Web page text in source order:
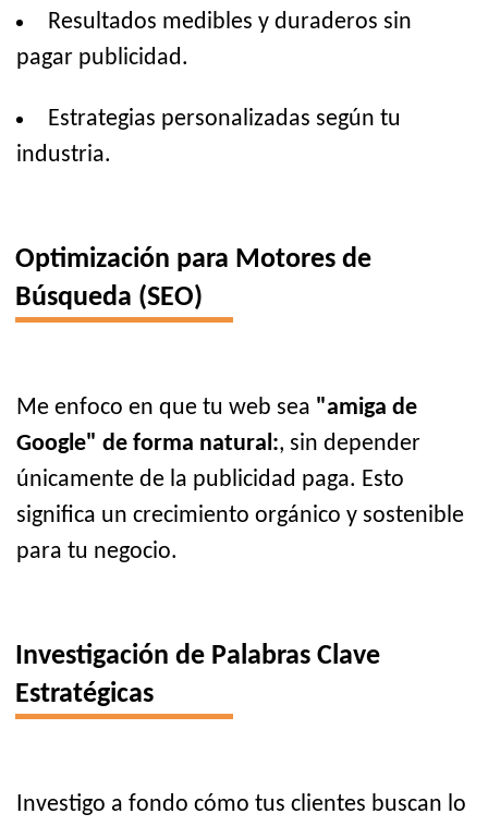
Resultados medibles y duraderos sin
pagar publicidad.
Estrategias personalizadas según tu
industria.
Optimización para Motores de
Búsqueda (SEO)
Me enfoco en que tu web sea "amiga de
Google" de forma natural:, sin depender
únicamente de la publicidad paga. Esto
significa un crecimiento orgánico y sostenible
para tu negocio.
Investigación de Palabras Clave
Estratégicas
Investigo a fondo cómo tus clientes buscan lo